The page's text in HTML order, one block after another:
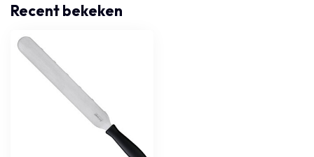
Recent bekeken